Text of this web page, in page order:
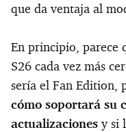
que da ventaja al
En principio, parece
S26 cada vez más
sería el Fan Edition,
cómo soportará su
actualizaciones y si